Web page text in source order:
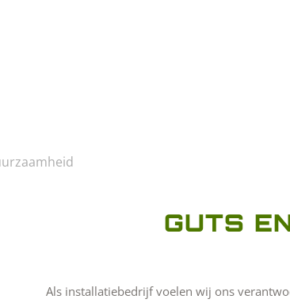
GUTS
Als installatiebedrijf voelen wij ons